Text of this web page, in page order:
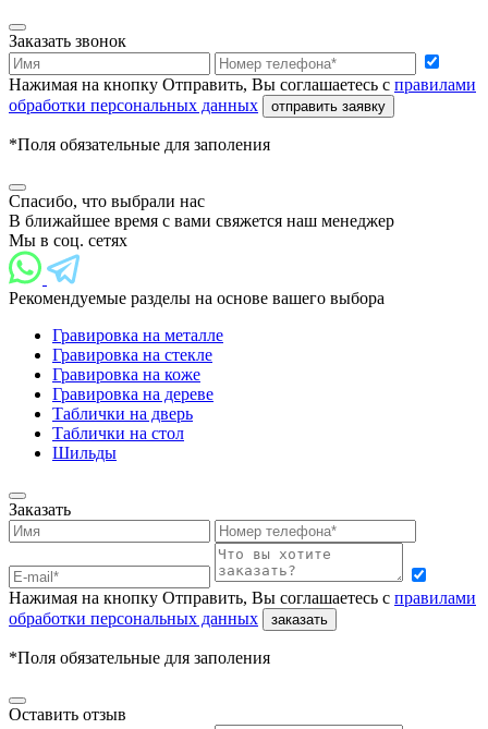
Заказать звонок
Нажимая на кнопку Отправить, Вы соглашаетесь с правилами
обработки персональных данных
отправить заявку
*Поля обязательные для заполения
Спасибо, что выбрали нас
В ближайшее время с вами свяжется наш менеджер
Мы в соц. сетях
Рекомендуемые разделы на основе вашего выбора
Гравировка на металле
Гравировка на стекле
Гравировка на коже
Гравировка на дереве
Таблички на дверь
Таблички на стол
Шильды
Заказать
Нажимая на кнопку Отправить, Вы соглашаетесь с правилами
обработки персональных данных
заказать
*Поля обязательные для заполения
Оставить отзыв